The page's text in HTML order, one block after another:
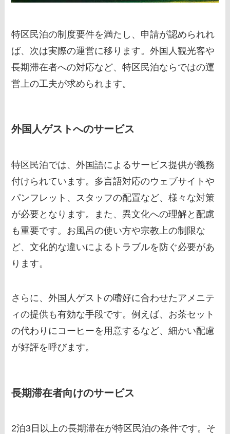
特区民泊の制度要件を満たし、申請が認められれ
ば、次は実際の運営に移ります。外国人観光客や
長期滞在者への対応など、特区民泊ならではの運
営上の工夫が求められます。
外国人ゲストへのサービス
特区民泊では、外国語によるサービス提供が義務
付けられています。多言語対応のウェブサイトや
パンフレット、スタッフの配置など、様々な対策
が必要となります。また、異文化への理解と配慮
も重要です。お風呂の使い方や宗教上の制限な
ど、文化的な違いによるトラブルを防ぐ必要があ
ります。
さらに、外国人ゲストの嗜好に合わせたアメニテ
ィの提供も有効な手段です。例えば、お茶セット
の代わりにコーヒーを用意するなど、細かい配慮
が好評を呼びます。
長期滞在者向けのサービス
2泊3日以上の長期滞在が特区民泊の条件です。そ